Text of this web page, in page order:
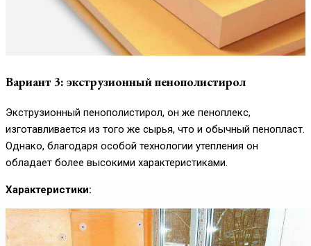
Вариант 3: экструзионный пенополистирол
Экструзионный пенополистирол, он же пеноплекс,
изготавливается из того же сырья, что и обычный пенопласт.
Однако, благодаря особой технологии утепления он
обладает более высокими характеристиками.
Характеристики: